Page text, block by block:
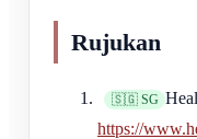
Rujukan
🇸🇬 SG
https://